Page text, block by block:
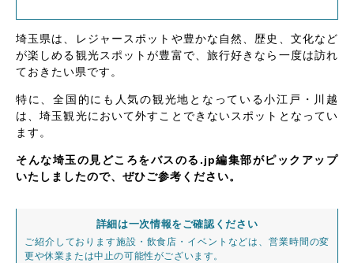
埼玉県は、レジャースポットや豊かな自然、歴史、文化など
が楽しめる観光スポットが豊富で、旅行好きなら一度は訪れ
ておきたい県です。
特に、全国的にも人気の観光地となっている小江戸・川越
は、埼玉観光において外すことできないスポットとなってい
ます。
そんな埼玉の見どころをバスのる.jp編集部がピックアップ
いたしましたので、ぜひご参考ください。
詳細は一次情報をご確認ください
ご紹介しております施設・飲食店・イベントなどは、営業時間の変
更や休業または中止の可能性がございます。